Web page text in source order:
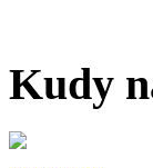
Kudy